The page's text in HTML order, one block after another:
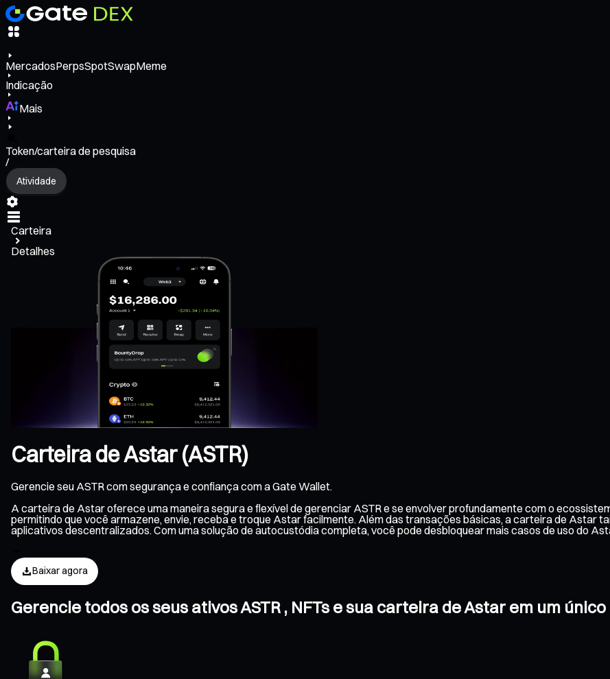
MercadosPerpsSpotSwapMeme
Indicação
Mais
Token/carteira de pesquisa
/
Atividade
Carteira
Detalhes
Carteira de Astar (ASTR)
Gerencie seu ASTR com segurança e confiança com a Gate Wallet.
A carteira de Astar oferece uma maneira segura e flexível de gerenciar ASTR e se envolver profundamente com o
permitindo que você armazene, envie, receba e troque Astar facilmente. Além das transações básicas, a carteira de Astar
aplicativos descentralizados. Com uma solução de autocustódia completa, você pode desbloquear mais casos de uso do
Baixar agora
Gerencie todos os seus ativos ASTR , NFTs e sua carteira de Astar em um